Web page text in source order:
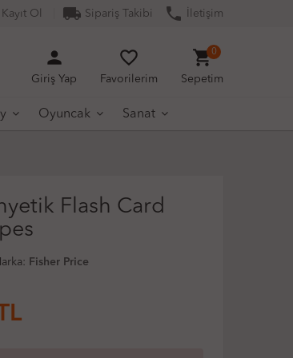
Kayıt Ol local_shipping Sipariş Takibi phone İletişim
person
Giriş Yap
favorite_border
Favorilerim
shopping_cart
Sepetim
0
Oyuncak Sanat
Flash Card
Fisher Price